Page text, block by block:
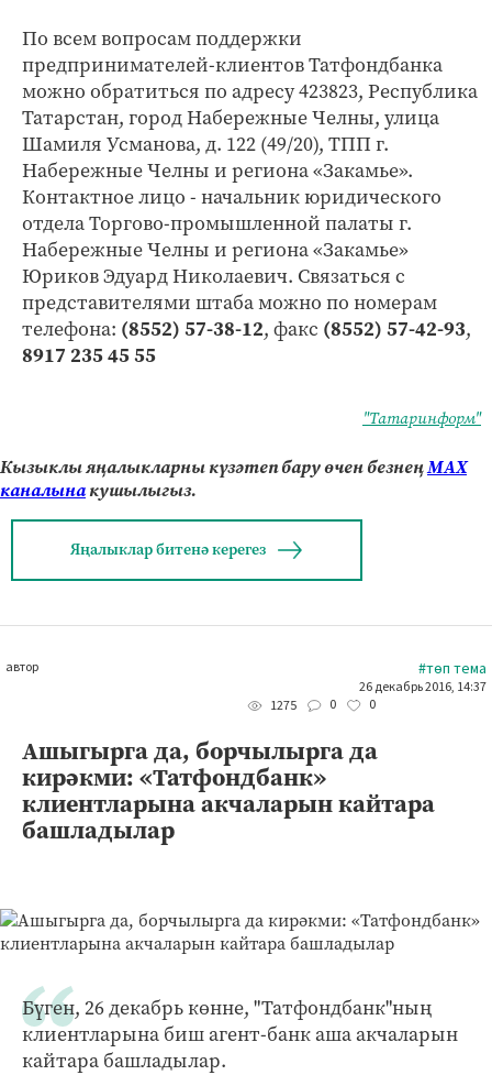
По всем вопросам поддержки
предпринимателей-клиентов Татфондбанка
можно обратиться по адресу 423823, Республика
Татарстан, город Набережные Челны, улица
Шамиля Усманова, д. 122 (49/20), ТПП г.
Набережные Челны и региона «Закамье».
Контактное лицо - начальник юридического
отдела Торгово-промышленной палаты г.
Набережные Челны и региона «Закамье»
Юриков Эдуард Николаевич. Связаться с
представителями штаба можно по номерам
телефона: (8552) 57-38-12, факс (8552) 57-42-93,
8917 235 45 55
"Татаринформ"
Кызыклы яңалыкларны күзәтеп бару өчен безнеңМАХ
каналынакушылыгыз.
Яңалыклар битенә керегез
автор #төп тема
26 декабрь 2016, 14:37
1275
0 0
Ашыгырга да, борчылырга да
кирәкми: «Татфондбанк»
клиентларына акчаларын кайтара
башладылар
Бүген, 26 декабрь көнне, "Татфондбанк"ның
клиентларына биш агент-банк аша акчаларын
кайтара башладылар.